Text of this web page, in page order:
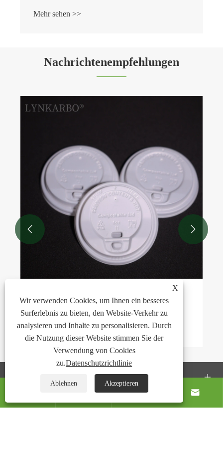
Mehr sehen >>
Nachrichtenempfehlungen
Wie können naturfarbene CPLA-Becherdeckel
Ihre nachhaltige Verpackung verändern?
Mehr sehen >>
 
 
Über uns
X
Wir verwenden Cookies, um Ihnen ein besseres
Surferlebnis zu bieten, den Website-Verkehr zu
analysieren und Inhalte zu personalisieren. Durch
die Nutzung dieser Website stimmen Sie der
Verwendung von Cookies
zu.Datenschutzrichtlinie
Ablehnen Akzeptieren